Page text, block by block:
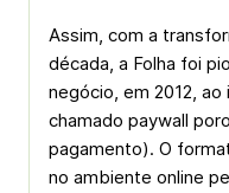
Assim, com a
década, a Folha foi
negócio, em 2012,
chamado paywall
pagamento). O
no ambiente online